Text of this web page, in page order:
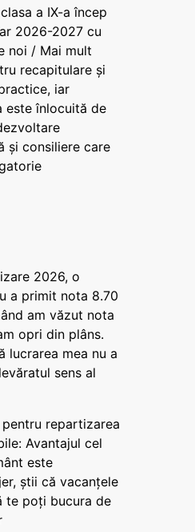
a IX-a încep
2026-2027 cu
noi / Mai mult
recapitulare și
iar
este înlocuită de
și consiliere care
2026, o
a primit nota 8.70
am văzut nota
opri din plâns.
lucrarea mea nu a
sens al
repartizarea
Avantajul cel
este
știi că vacanțele
te poți bucura de